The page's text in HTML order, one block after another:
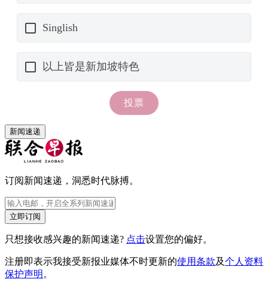
新闻速递
订阅新闻速递，洞悉时代脉搏。
立即订阅
只想接收感兴趣的新闻速递? 点击设置您的偏好。
注册即表示我接受新报业媒体不时更新的使用条款及个人资料
保护声明 。